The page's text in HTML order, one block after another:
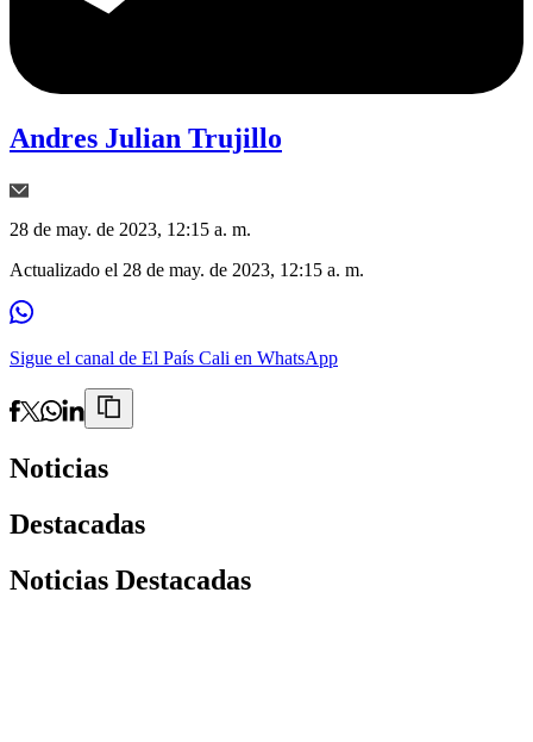
Andres Julian Trujillo
28 de may. de 2023, 12:15 a. m.
Actualizado el 28 de may. de 2023, 12:15 a. m.
Sigue el canal de El País Cali en WhatsApp
Noticias
Destacadas
Noticias Destacadas